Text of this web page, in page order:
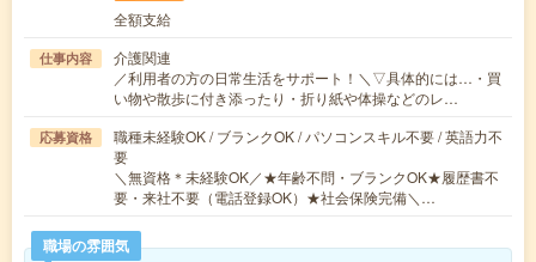
全額支給
仕事内容
介護関連
／利用者の方の日常生活をサポート！＼▽具体的には…・買
い物や散歩に付き添ったり・折り紙や体操などのレ…
応募資格
職種未経験OK / ブランクOK / パソコンスキル不要 / 英語力不
要
＼無資格＊未経験OK／★年齢不問・ブランクOK★履歴書不
要・来社不要（電話登録OK）★社会保険完備＼…
職場の雰囲気